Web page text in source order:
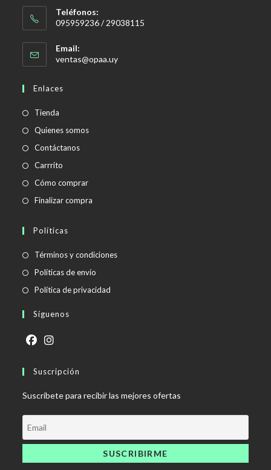
Teléfonos:
095959236 / 29038115
Email:
ventas@opaa.uySe
Enlaces
Tienda
Quienes somos
Contáctanos
Carrrito
Cómo comprar
Finalizar compra
Políticas
Términos y condicionesSe
Políticas de envío
abre
Política de privacidad
Síguenos
abre
una
nueva
pestaña
abre
una
nueva
pestaña
Suscripción
Suscríbete para recibir las mejores ofertas